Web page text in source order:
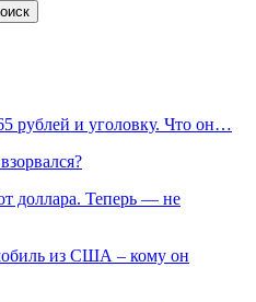
рублей и уголовку. Что он…
доллара. Теперь — не
из США – кому он